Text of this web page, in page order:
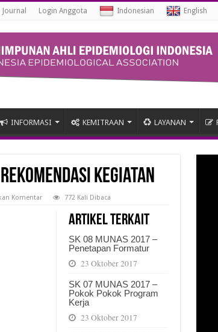
Journal Login Anggota Indonesian English
INFORMASI KEMITRAAN LAYANAN
Rekomendasi Kegiatan
Komentar 772 Kali Dibaca
Artikel Terkait
SK 08 MUNAS 2017 –
Penetapan Formatur
23 Oktober 2017
SK 07 MUNAS 2017 –
Pokok Pokok Program
Kerja
23 Oktober 2017